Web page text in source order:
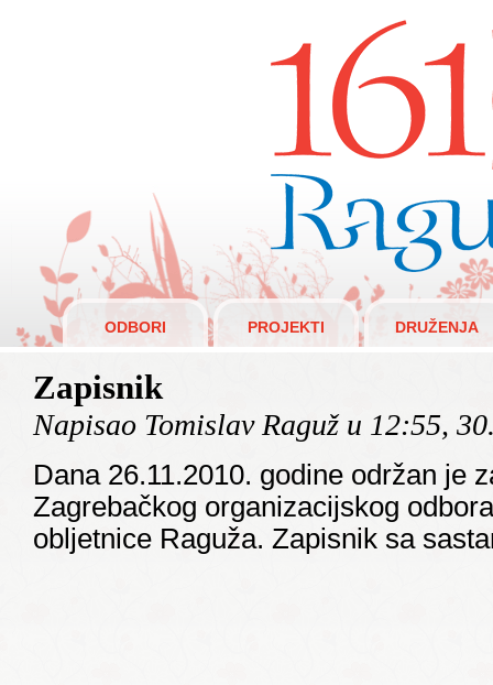
Raguži 1610.
ODBORI PROJEKTI DRUŽENJA
Zapisnik
Napisao Tomislav Raguž u 12:55,
Dana 26.11.2010. godine održan je
Zagrebačkog organizacijskog
obljetnice Raguža. Zapisnik sa